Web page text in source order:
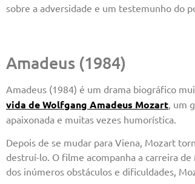
sobre a adversidade e um testemunho do
Amadeus (1984)
Amadeus (1984) é um drama biográfico
vida de Wolfgang Amadeus Mozart, um
apaixonada e muitas vezes humorística.
Depois de se mudar para Viena, Mozart
destruí-lo. O filme acompanha a carreira
dos inúmeros obstáculos e dificuldades,